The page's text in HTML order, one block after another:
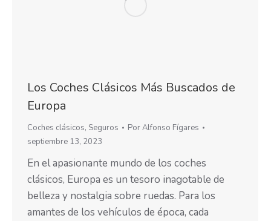
Los Coches Clásicos Más Buscados de
Europa
Coches clásicos, Seguros PorAlfonso Fígares
septiembre 13, 2023
En el apasionante mundo de los coches
clásicos, Europa es un tesoro inagotable de
belleza y nostalgia sobre ruedas. Para los
amantes de los vehículos de época, cada